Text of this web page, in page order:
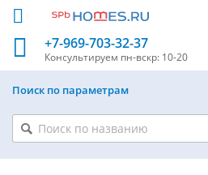
+7-969-703-32-37
Консультируем пн-вскр: 10-20
Поиск по параметрам